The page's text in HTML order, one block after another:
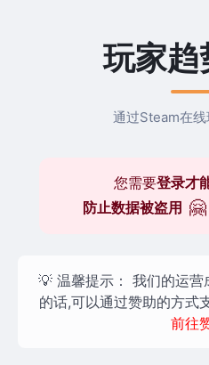
玩家趋
通过Steam在
您需要登录才
防止数据被盗用 🤗
💡 温馨提示： 我们的运营
的话,可以通过赞助的方式
前往